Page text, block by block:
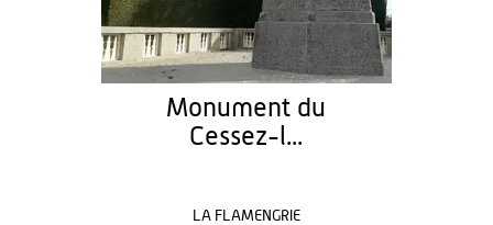
Monument du
Cessez-l...
LA FLAMENGRIE